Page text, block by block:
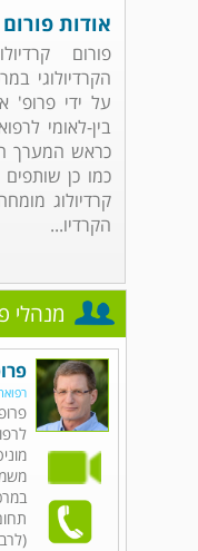
אודות
פורום
הקרדיולוגי
על ידי פרופ'
בין-לאומי
כראש המערך
כמו כן שותפים
קרדיולוג
הקרדיו...
מנהלי